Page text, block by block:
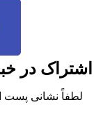
در
لطفاً نشانی پست